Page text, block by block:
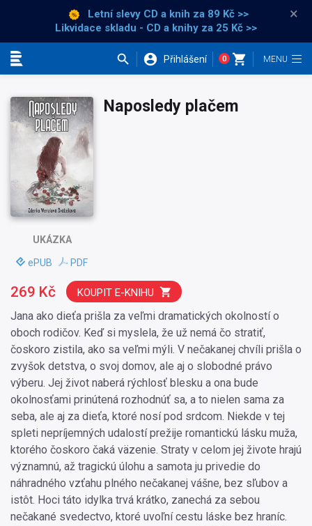
Letní slevy CD a knih za 89 Kč >>
Likvidace skladu - CD a knihy za 25 Kč >>
×
Přihlášení 0
UKÁZKA
ePUB PDF
Naposledy plačem
Jana ako dieťa prišla za veľmi dramatických okolností o
oboch rodičov. Keď si myslela, že už nemá čo stratiť,
čoskoro zistila, ako sa veľmi mýli. V nečakanej chvíli prišla o
zvyšok detstva, o svoj domov, ale aj o slobodné právo
výberu. Jej život naberá rýchlosť blesku a ona bude
okolnosťami prinútená rozhodnúť sa, a to nielen sama za
seba, ale aj za dieťa, ktoré nosí pod srdcom. Niekde v tej
spleti nepríjemných udalostí prežije romantickú lásku muža,
ktorého čoskoro čaká väzenie. Straty v celom jej živote hrajú
významnú, až tragickú úlohu a samota ju privedie do
náhradného vzťahu plného nečakanej vášne, bez sľubov a
istôt. Hoci táto idylka trvá krátko, zanechá za sebou
nečakané svedectvo, ktoré uvoľní cestu láske bez hraníc.
269 Kč KOUPIT E-KNIHU